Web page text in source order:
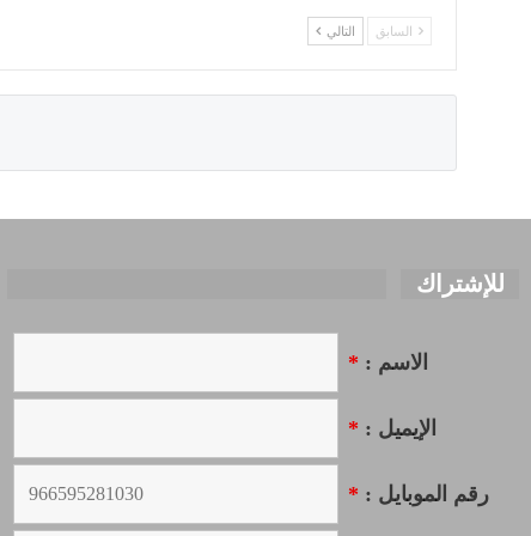
السابق التالي
للإشتراك
الاسم : *
الإيميل : *
رقم الموبايل : *